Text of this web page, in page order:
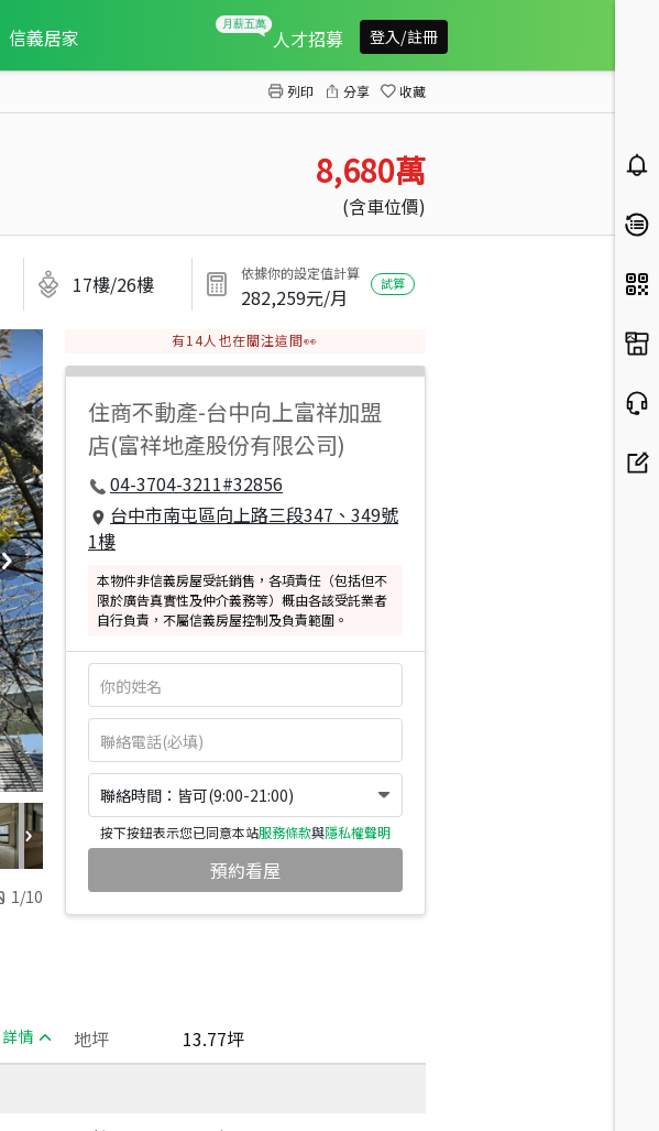
信義居家 人才招募 登入/註冊
列印 分享 收藏
8,680萬
(含車位價)
17樓/26樓 依據你的設定值計算
282,259元/月
試算
1/10
有14人也在關注這間👀
住商不動產-台中向上富祥加盟
店(富祥地產股份有限公司)
04-3704-3211#32856
台中市南屯區向上路三段347、349號
1樓
本物件非信義房屋受託銷售，各項責任（包括但不
限於廣告真實性及仲介義務等）概由各該受託業者
自行負責，不屬信義房屋控制及負責範圍。
聯絡時間：皆可(9:00-21:00)
按下按鈕表示您已同意本站服務條款與隱私權聲明
預約看屋
詳情 地坪
13.77坪